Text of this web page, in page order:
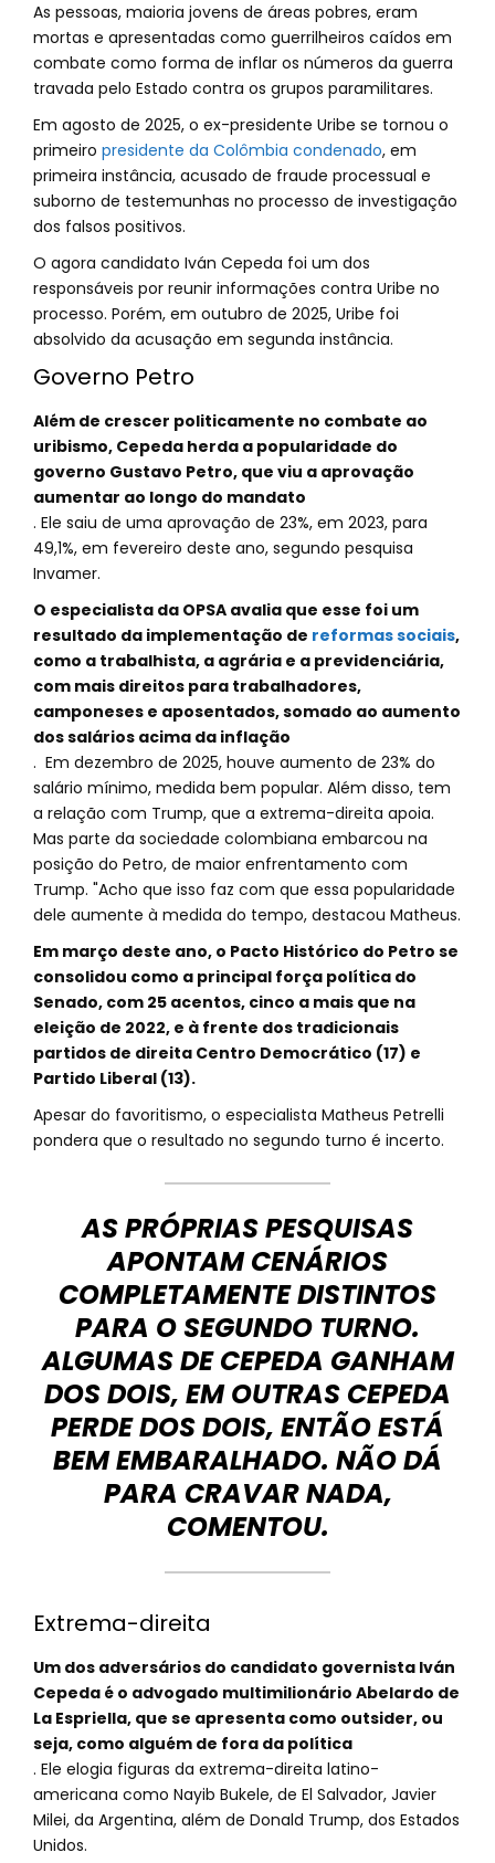
As pessoas, maioria jovens de áreas pobres, eram
mortas e apresentadas como guerrilheiros caídos em
combate como forma de inflar os números da guerra
travada pelo Estado contra os grupos paramilitares.
Em agosto de 2025, o ex-presidente Uribe se tornou o
primeiro presidente da Colômbia condenado, em
primeira instância, acusado de fraude processual e
suborno de testemunhas no processo de investigação
dos falsos positivos.
O agora candidato Iván Cepeda foi um dos
responsáveis por reunir informações contra Uribe no
processo. Porém, em outubro de 2025, Uribe foi
absolvido da acusação em segunda instância.
Governo Petro
Além de crescer politicamente no combate ao
uribismo, Cepeda herda a popularidade do
governo Gustavo Petro, que viu a aprovação
aumentar ao longo do mandato
. Ele saiu de uma aprovação de 23%, em 2023, para
49,1%, em fevereiro deste ano, segundo pesquisa
Invamer.
O especialista da OPSA avalia que esse foi um
resultado da implementação de reformas sociais,
como a trabalhista, a agrária e a previdenciária,
com mais direitos para trabalhadores,
camponeses e aposentados, somado ao aumento
dos salários acima da inflação
. Em dezembro de 2025, houve aumento de 23% do
salário mínimo, medida bem popular. Além disso, tem
a relação com Trump, que a extrema-direita apoia.
Mas parte da sociedade colombiana embarcou na
posição do Petro, de maior enfrentamento com
Trump. "Acho que isso faz com que essa popularidade
dele aumente à medida do tempo, destacou Matheus.
Em março deste ano, o Pacto Histórico do Petro se
consolidou como a principal força política do
Senado, com 25 acentos, cinco a mais que na
eleição de 2022, e à frente dos tradicionais
partidos de direita Centro Democrático (17) e
Partido Liberal (13).
Apesar do favoritismo, o especialista Matheus Petrelli
pondera que o resultado no segundo turno é incerto.
AS PRÓPRIAS PESQUISAS
APONTAM CENÁRIOS
COMPLETAMENTE DISTINTOS
PARA O SEGUNDO TURNO.
ALGUMAS DE CEPEDA GANHAM
DOS DOIS, EM OUTRAS CEPEDA
PERDE DOS DOIS, ENTÃO ESTÁ
BEM EMBARALHADO. NÃO DÁ
PARA CRAVAR NADA,
COMENTOU.
Extrema-direita
Um dos adversários do candidato governista Iván
Cepeda é o advogado multimilionário Abelardo de
La Espriella, que se apresenta como outsider, ou
seja, como alguém de fora da política
. Ele elogia figuras da extrema-direita latino-
americana como Nayib Bukele, de El Salvador, Javier
Milei, da Argentina, além de Donald Trump, dos Estados
Unidos.